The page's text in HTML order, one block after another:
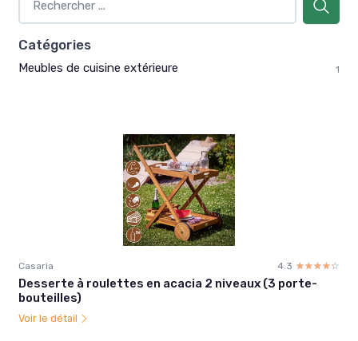
Catégories
Meubles de cuisine extérieure 1
Casaria 4.3 ☆☆☆☆☆
★★★★★
Desserte à roulettes en acacia 2 niveaux (3 porte-
bouteilles)
Voir le détail